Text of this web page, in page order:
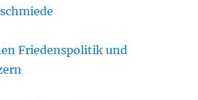
Friedenspolitik und